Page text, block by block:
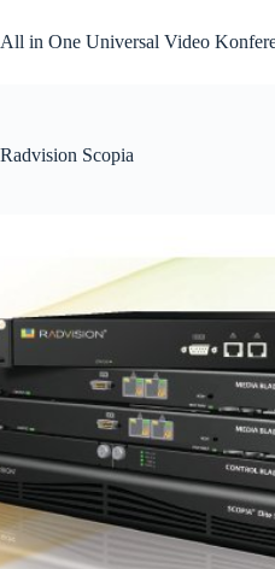
Inhalt
springen
All in One Universal Video
Radvision Scopia